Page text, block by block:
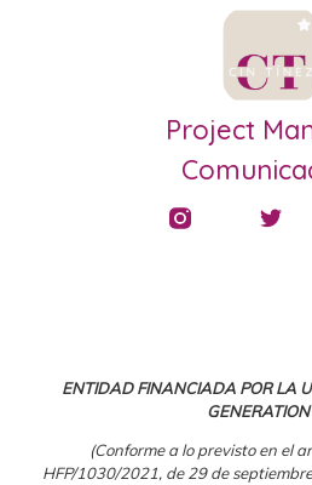
Project
ENTIDAD FINANCIADA POR LA
(Conforme a lo previsto en el
HFP/1030/2021, de 29 de